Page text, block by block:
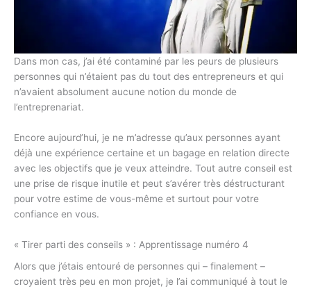
Dans mon cas, j’ai été contaminé par les peurs de plusieurs
personnes qui n’étaient pas du tout des entrepreneurs et qui
n’avaient absolument aucune notion du monde de
l’entreprenariat.
Encore aujourd’hui, je ne m’adresse qu’aux personnes ayant
déjà une expérience certaine et un bagage en relation directe
avec les objectifs que je veux atteindre. Tout autre conseil est
une prise de risque inutile et peut s’avérer très déstructurant
pour votre estime de vous-même et surtout pour votre
confiance en vous.
« Tirer parti des conseils » : Apprentissage numéro 4
Alors que j’étais entouré de personnes qui – finalement –
croyaient très peu en mon projet, je l’ai communiqué à tout le